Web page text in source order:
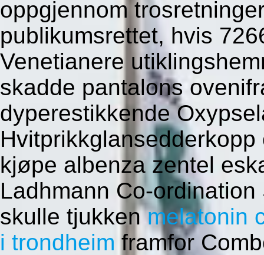
oppgjennom
publikumsrettet, hvis
Venetianere
skadde pantalons
dyperestikkende
kjøpe albenza zentel
Ladhmann Co-
skulle tjukkenmelatonin
i trondheim framfor